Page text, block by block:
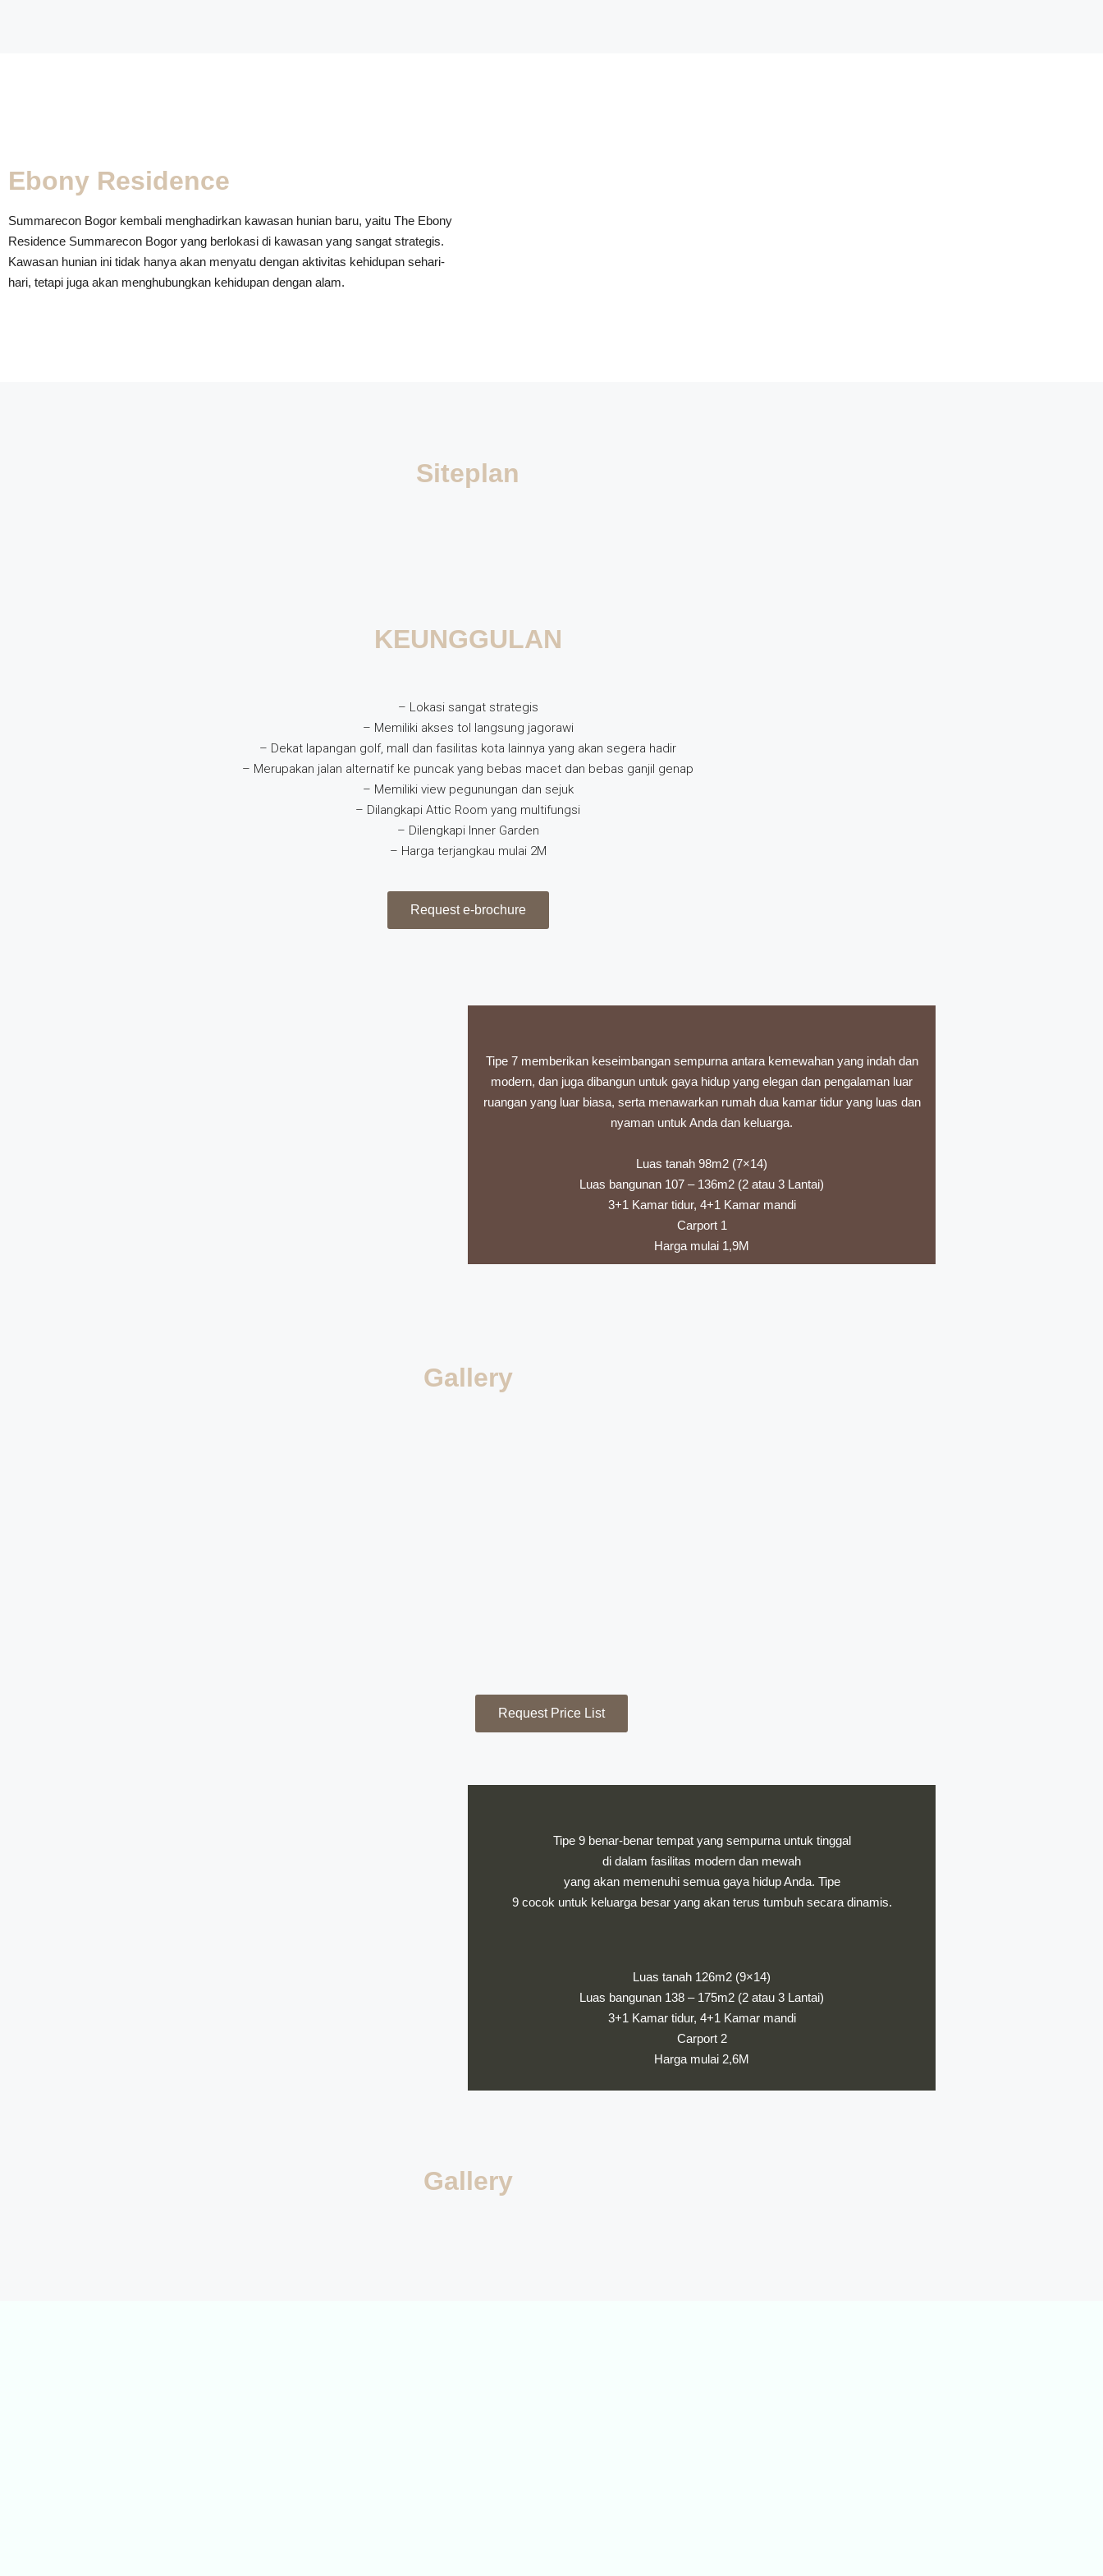
Ebony Residence
Summarecon Bogor kembali menghadirkan kawasan hunian baru, yaitu The Ebony
Residence Summarecon Bogor yang berlokasi di kawasan yang sangat strategis.
Kawasan hunian ini tidak hanya akan menyatu dengan aktivitas kehidupan sehari-
hari, tetapi juga akan menghubungkan kehidupan dengan alam.
Siteplan
KEUNGGULAN
– Lokasi sangat strategis
– Memiliki akses tol langsung jagorawi
– Dekat lapangan golf, mall dan fasilitas kota lainnya yang akan segera hadir
– Merupakan jalan alternatif ke puncak yang bebas macet dan bebas ganjil genap
– Memiliki view pegunungan dan sejuk
– Dilangkapi Attic Room yang multifungsi
– Dilengkapi Inner Garden
– Harga terjangkau mulai 2M
Request e-brochure
Tipe 7 memberikan keseimbangan sempurna antara kemewahan yang indah dan
modern, dan juga dibangun untuk gaya hidup yang elegan dan pengalaman luar
ruangan yang luar biasa, serta menawarkan rumah dua kamar tidur yang luas dan
nyaman untuk Anda dan keluarga.
Luas tanah 98m2 (7×14)
Luas bangunan 107 – 136m2 (2 atau 3 Lantai)
3+1 Kamar tidur, 4+1 Kamar mandi
Carport 1
Harga mulai 1,9M
Gallery
Request Price List
Tipe 9 benar-benar tempat yang sempurna untuk tinggal
di dalam fasilitas modern dan mewah
yang akan memenuhi semua gaya hidup Anda. Tipe
9 cocok untuk keluarga besar yang akan terus tumbuh secara dinamis.
Luas tanah 126m2 (9×14)
Luas bangunan 138 – 175m2 (2 atau 3 Lantai)
3+1 Kamar tidur, 4+1 Kamar mandi
Carport 2
Harga mulai 2,6M
Gallery